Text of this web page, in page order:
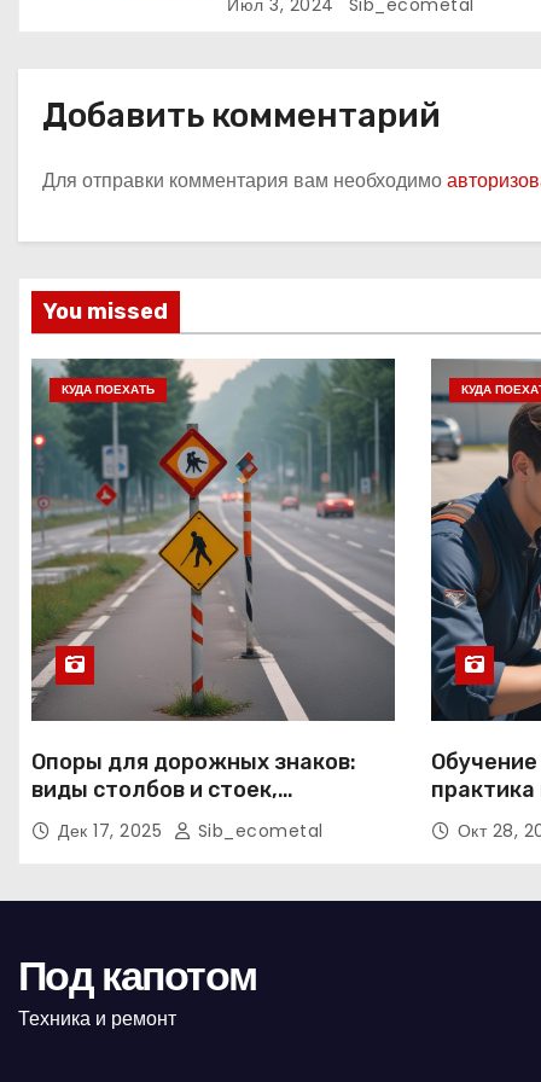
и
с
Июл 3, 2024 Sib_ecometal
Добавить комментарий
Для отправки комментария вам необходимо
You missed
КУДА ПОЕХАТЬ
Опоры для дорожных знаков:
виды столбов и стоек,
материалы и нормативные
требования
Дек 17, 2025 Sib_ecometal
КУДА
Окт 28,
Под капотом
Техника и ремонт